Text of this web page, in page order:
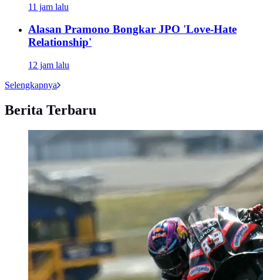
11 jam lalu
Alasan Pramono Bongkar JPO 'Love-Hate
Relationship'
12 jam lalu
Selengkapnya
Berita Terbaru